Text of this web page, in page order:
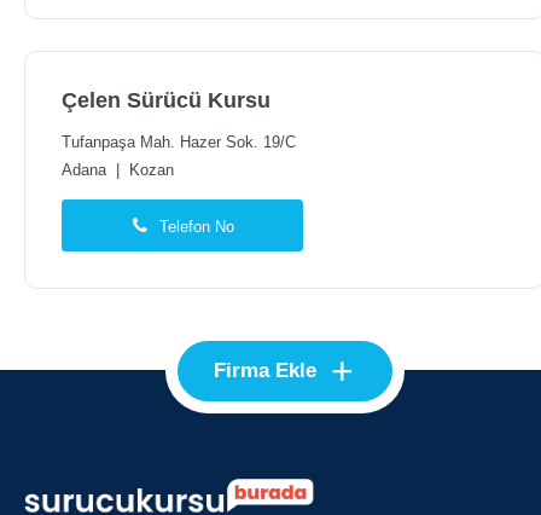
Çelen Sürücü Kursu
Tufanpaşa Mah. Hazer Sok. 19/C
Adana| Kozan
Telefon No
Firma Ekle +